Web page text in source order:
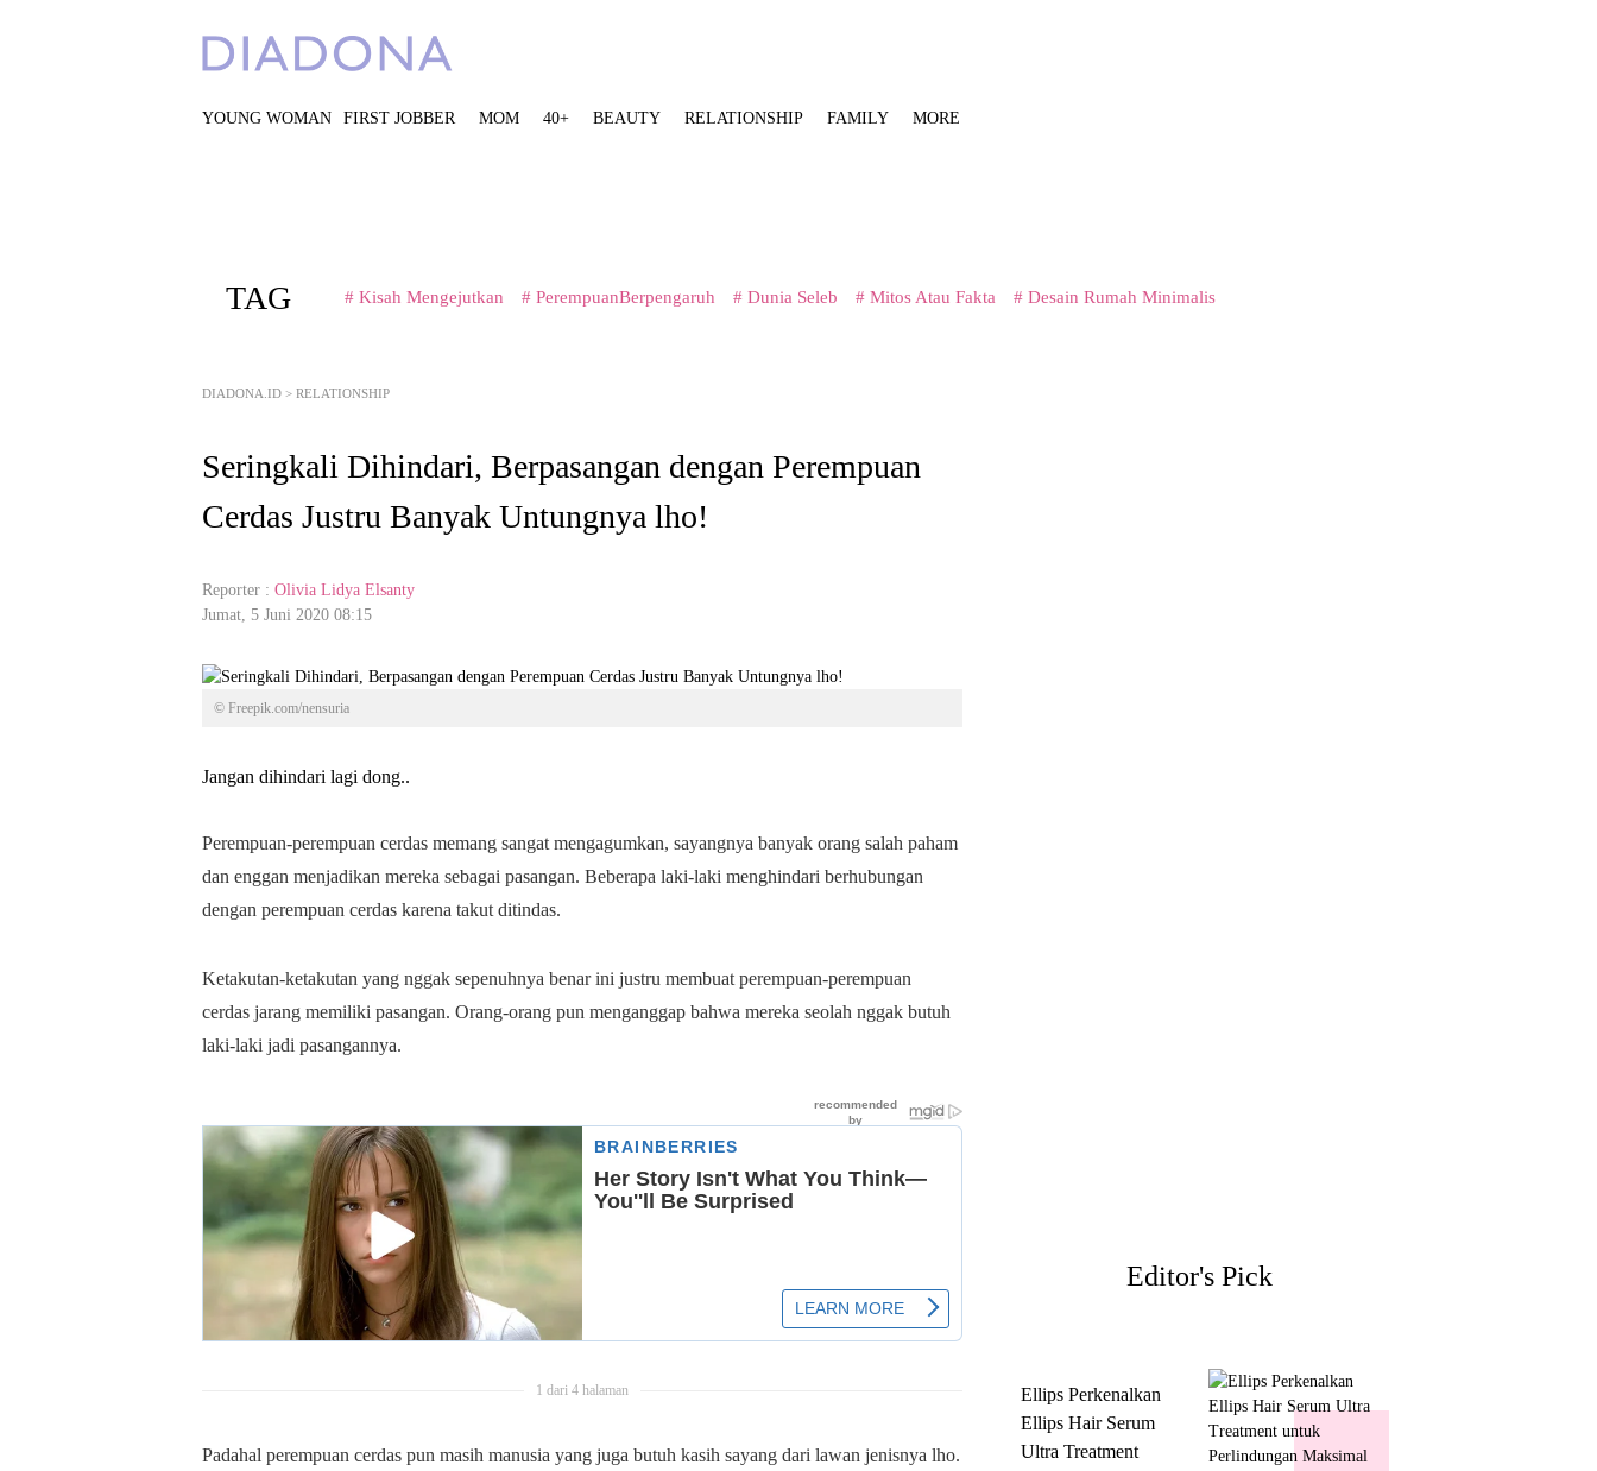
YOUNG WOMAN FIRST JOBBER MOM 40+ BEAUTY RELATIONSHIP FAMILY MORE
TAG # Kisah Mengejutkan # PerempuanBerpengaruh # Dunia Seleb # Mitos Atau Fakta # Desain Rumah Minimalis
DIADONA.ID > RELATIONSHIP
Seringkali Dihindari, Berpasangan dengan Perempuan
Cerdas Justru Banyak Untungnya lho!
Reporter : Olivia Lidya Elsanty
Jumat, 5 Juni 2020 08:15
© Freepik.com/nensuria
Jangan dihindari lagi dong..
Perempuan-perempuan cerdas memang sangat mengagumkan, sayangnya banyak orang salah paham
dan enggan menjadikan mereka sebagai pasangan. Beberapa laki-laki menghindari berhubungan
dengan perempuan cerdas karena takut ditindas.
Ketakutan-ketakutan yang nggak sepenuhnya benar ini justru membuat perempuan-perempuan
cerdas jarang memiliki pasangan. Orang-orang pun menganggap bahwa mereka seolah nggak butuh
laki-laki jadi pasangannya.
1 dari 4 halaman
Padahal perempuan cerdas pun masih manusia yang juga butuh kasih sayang dari lawan jenisnya lho.
Editor's Pick
Ellips Perkenalkan
Ellips Hair Serum
Ultra Treatment